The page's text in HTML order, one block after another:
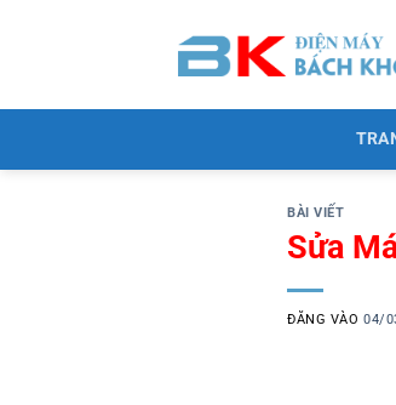
dung
BÀI VIẾT
Sửa
ĐĂNG VÀO04/